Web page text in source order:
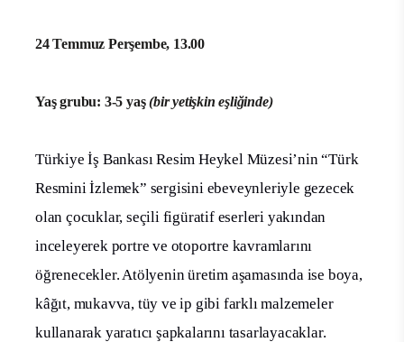
24 Temmuz Perşembe, 13.00
Yaş grubu: 3-5 yaş(bir yetişkin eşliğinde)
Türkiye İş Bankası Resim Heykel Müzesi’nin “Türk
Resmini İzlemek” sergisini ebeveynleriyle gezecek
olan çocuklar, seçili figüratif eserleri yakından
inceleyerek portre ve otoportre kavramlarını
öğrenecekler. Atölyenin üretim aşamasında ise boya,
kâğıt, mukavva, tüy ve ip gibi farklı malzemeler
kullanarak yaratıcı şapkalarını tasarlayacaklar.